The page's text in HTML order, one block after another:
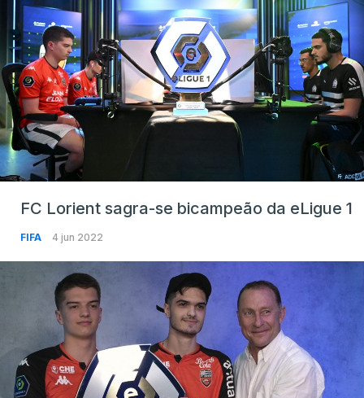
FC Lorient sagra-se bicampeão da eLigue 1
FIFA 4 jun 2022